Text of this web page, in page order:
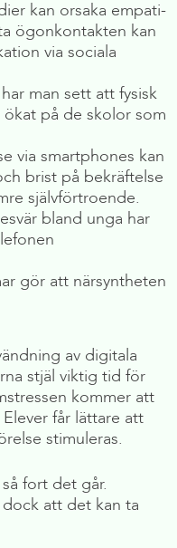
kan orsaka empati-
ögonkontakten kan
via sociala
man sett att fysisk
på de skolor som
via smartphones kan
brist på bekräftelse
självförtroende.
bland unga har
gör att närsyntheten
av digitala
stjäl viktig tid för
kommer att
får lättare att
stimuleras.
fort det går.
dock att det kan ta